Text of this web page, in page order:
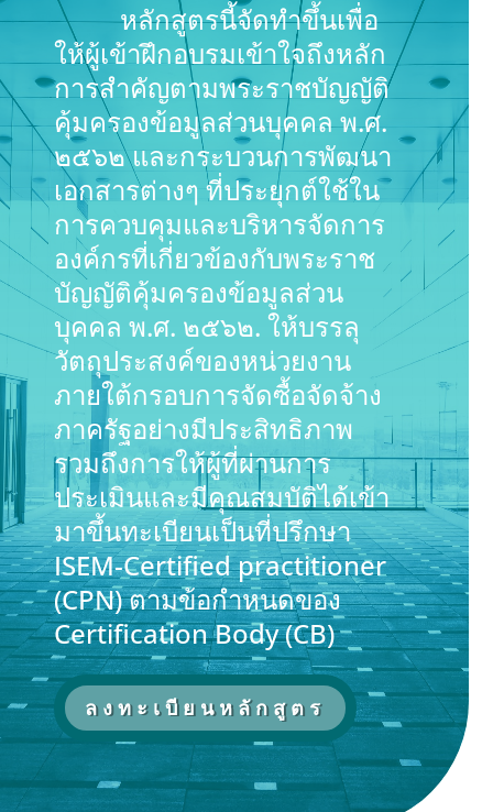
หลักสูตรนี้จัดทำขึ้นเพื่อ
ให้ผู้เข้าฝึกอบรมเข้าใจถึงหลัก
การสำคัญตามพระราชบัญญัติ
คุ้มครองข้อมูลส่วนบุคคล พ.ศ.
๒๕๖๒ และกระบวนการพัฒนา
เอกสารต่างๆ ที่ประยุกต์ใช้ใน
การควบคุมและบริหารจัดการ
องค์กรที่เกี่ยวข้องกับพระราช
บัญญัติคุ้มครองข้อมูลส่วน
บุคคล พ.ศ. ๒๕๖๒. ให้บรรลุ
วัตถุประสงค์ของหน่วยงาน
ภายใต้กรอบการจัดซื้อจัดจ้าง
ภาครัฐอย่างมีประสิทธิภาพ
รวมถึงการให้ผู้ที่ผ่านการ
ประเมินและมีคุณสมบัติได้เข้า
มาขึ้นทะเบียนเป็นที่ปรึกษา
ISEM-Certified practitioner
(CPN) ตามข้อกำหนดของ
Certification Body (CB)
ลงทะเบียนหลักสูตร